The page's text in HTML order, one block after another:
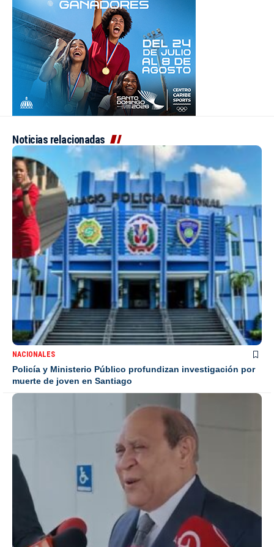
Noticias relacionadas
NACIONALES
Policía y Ministerio Público profundizan investigación por
muerte de joven en Santiago